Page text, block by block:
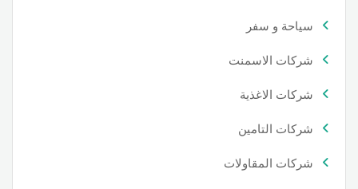
سياحة و سفر
شركات الاسمنت
شركات الاغذية
شركات التامين
شركات المقاولات